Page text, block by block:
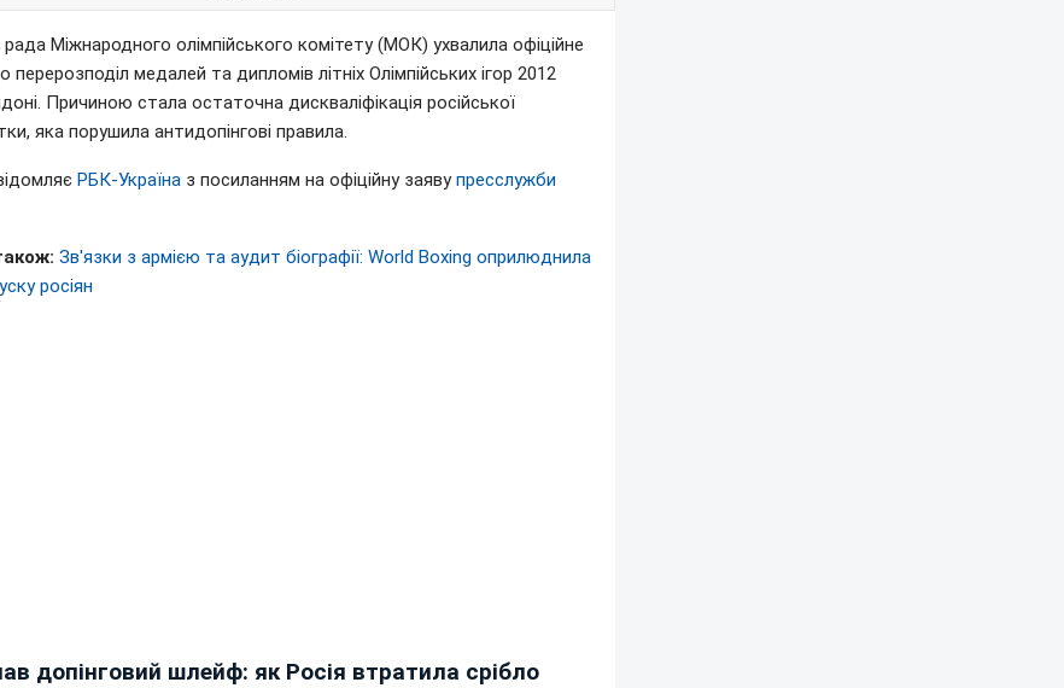
Міжнародного олімпійського комітету (МОК) ухвалила офіційне
перерозподіл медалей та дипломів літніх Олімпійських ігор 2012
Причиною стала остаточна дискваліфікація російської
яка порушила антидопінгові правила.
РБК-Україна з посиланням на офіційну заявупресслужби
Зв'язки з армією та аудит біографії: World Boxing оприлюднила
росіян
допінговий шлейф: як Росія втратила срібло